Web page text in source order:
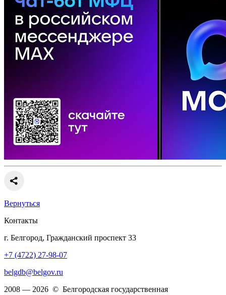
Вернуться
Контакты
г. Белгород, Гражданский проспект 33
+7 (4722) 27-98-07
belgdb@belgov.ru
2008 — 2026 © Белгородская государственная